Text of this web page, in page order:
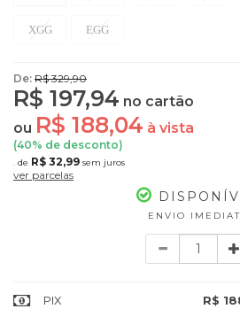
XGG EGG
De: R$ 329,90
R$ 197,94 no cartão
ou R$ 188,04 à vista
(40% de desconto)
de R$ 32,99 sem juros
ver parcelas
ENVIO
PIX R$